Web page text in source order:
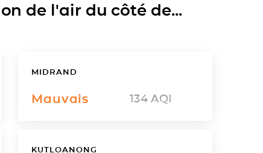
de l'air du côté de...
MIDRAND
Mauvais 134 AQI
KUTLOANONG